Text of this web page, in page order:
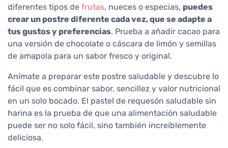
diferentes tipos de frutas, nueces o especias, puedes
crear un postre diferente cada vez, que se adapte a
tus gustos y preferencias. Prueba a añadir cacao para
una versión de chocolate o cáscara de limón y semillas
de amapola para un sabor fresco y original.
Anímate a preparar este postre saludable y descubre lo
fácil que es combinar sabor, sencillez y valor nutricional
en un solo bocado. El pastel de requesón saludable sin
harina es la prueba de que una alimentación saludable
puede ser no solo fácil, sino también increíblemente
deliciosa.